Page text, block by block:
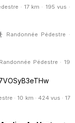
· 17 km · 195 vus ·
Randonnée Pédestre ·
Randonnée Pédestre · 19
· 10 km · 424 vus · 17